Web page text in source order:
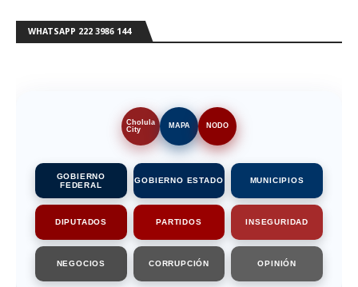
WHATSAPP 222 3986 144
Cholula
City
MAPA NODO
GOBIERNO
FEDERAL
GOBIERNO ESTADO MUNICIPIOS
DIPUTADOS PARTIDOS INSEGURIDAD
NEGOCIOS CORRUPCIÓN OPINIÓN